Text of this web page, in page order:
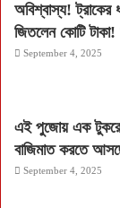
অবিশ্বাস্য! ট্রাকের
জিতলেন কোটি টাকা!
September 4, 2025
এই পুজোয় এক টুকরো
বাজিমাত করতে
September 4, 2025